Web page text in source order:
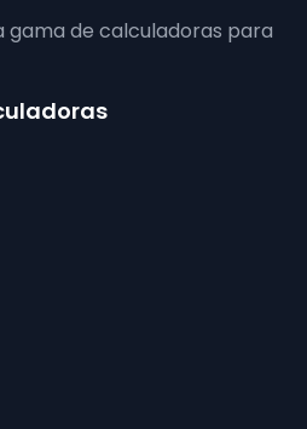
gama de calculadoras para